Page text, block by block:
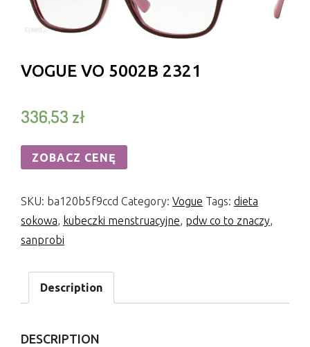
VOGUE VO 5002B 2321
336,53 zł
ZOBACZ CENĘ
SKU: ba120b5f9ccd Category: Vogue Tags: dieta
sokowa, kubeczki menstruacyjne, pdw co to znaczy,
sanprobi
Description
DESCRIPTION